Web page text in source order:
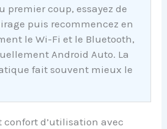
premier coup, essayez de
puis recommencez en
le Wi-Fi et le Bluetooth,
Android Auto. La
fait souvent mieux le
confort d’utilisation avec